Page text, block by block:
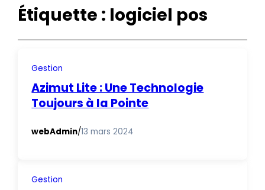
Étiquette : logiciel pos
Gestion
Azimut Lite : Une Technologie
Toujours à la Pointe
webAdmin/13 mars 2024
Gestion